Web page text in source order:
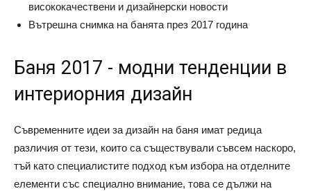
висококачествени и дизайнерски новости
Вътрешна снимка на банята през 2017 година
Баня 2017 - модни тенденции в
интериорния дизайн
Съвременните идеи за дизайн на баня имат редица
различия от тези, които са съществували съвсем наскоро,
тъй като специалистите подход към избора на отделните
елементи със специално внимание, това се дължи на